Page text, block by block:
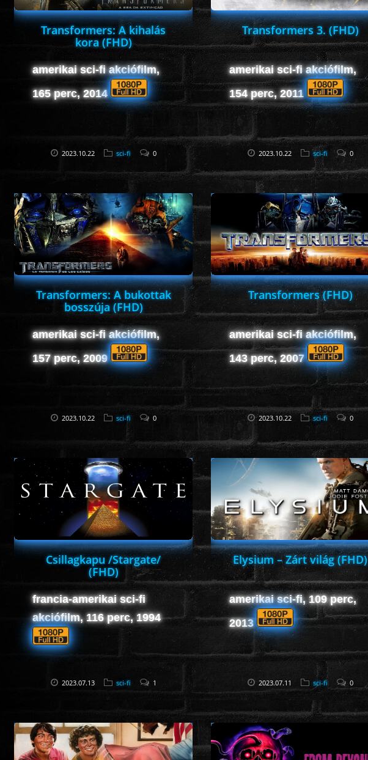
Transformers: A kihalás
kora (FHD)
amerikai sci-fi akciófilm,
165 perc, 2014
2023.10.22 sci-fi 0
Transformers 3. (FHD)
amerikai sci-fi akciófilm,
154 perc, 2011
2023.10.22 sci-fi 0
Transformers: A bukottak
bosszúja (FHD)
amerikai sci-fi akciófilm,
157 perc, 2009
2023.10.22 sci-fi 0
Transformers (FHD)
amerikai sci-fi akciófilm,
143 perc, 2007
2023.10.22 sci-fi 0
Csillagkapu /Stargate/
(FHD)
francia-amerikai sci-fi
akciófilm, 116 perc, 1994
2023.07.13 sci-fi 1
Elysium – Zárt világ (FHD)
amerikai sci-fi, 109 perc,
2013
2023.07.11 sci-fi 0